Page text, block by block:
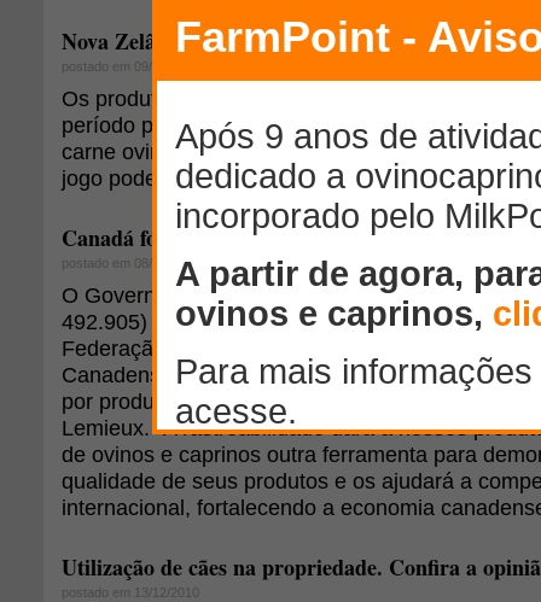
Nova Zelândia tem boas previsões para o setor
postado em 09/01/2014
Os produtores de ovinos da Nova Zelândia
período pela frente, de acordo com James
carne ovina globalmente está declinando.
jogo podem esperar momentos excitantes pela
Canadá fortalece rastreabilidade em ovinos e
postado em 08/02/2011
O Governo Federal do Canadá está investindo
492.905) em rastreabilidade. O financiamento
Federação Canadense de Ovinos (CSF) e
Canadense de Caprinos (CNGF). "Nossos
por produzir produtos seguros", disse o
Lemieux. "A rastreabilidade dará a nossos
de ovinos e caprinos outra ferramenta para
qualidade de seus produtos e os ajudará a
internacional, fortalecendo a economia
Utilização de cães na propriedade. Confira a
postado em 13/12/2010